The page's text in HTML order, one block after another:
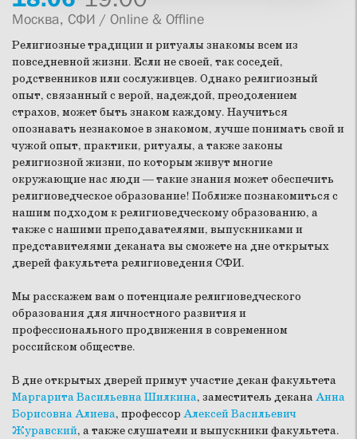
Москва, СФИ / Online & Offline
Религиозные традиции и ритуалы знакомы всем из
повседневной жизни. Если не своей, так соседей,
родственников или сослуживцев. Однако религиозный
опыт, связанный с верой, надеждой, преодолением
страхов, может быть знаком каждому. Научиться
опознавать незнакомое в знакомом, лучше понимать свой и
чужой опыт, практики, ритуалы, а также законы
религиозной жизни, по которым живут многие
окружающие нас люди — такие знания может обеспечить
религиоведческое образование! Поближе познакомиться с
нашим подходом к религиоведческому образованию, а
также с нашими преподавателями, выпускниками и
представителями деканата вы сможете на дне открытых
дверей факультета религиоведения СФИ.
Мы расскажем вам о потенциале религиоведческого
образования для личностного развития и
профессионального продвижения в современном
российском обществе.
В дне открытых дверей примут участие декан факультета
Маргарита Васильевна Шилкина, заместитель деканаАнна
Борисовна Алиева, профессор Алексей Васильевич
Журавский, а также слушатели и выпускники факультета.